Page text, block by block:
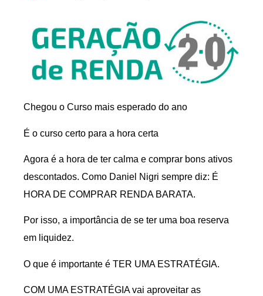
Chegou o Curso mais esperado do ano
É o curso certo para a hora certa
Agora é a hora de ter calma e comprar bons ativos
descontados. Como Daniel Nigri sempre diz: É
HORA DE COMPRAR RENDA BARATA.
Por isso, a importância de se ter uma boa reserva
em liquidez.
O que é importante é TER UMA ESTRATÉGIA.
COM UMA ESTRATÉGIA vai aproveitar as